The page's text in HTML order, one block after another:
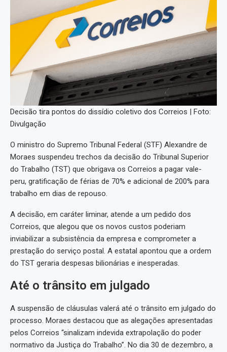
Decisão tira pontos do dissídio coletivo dos Correios | Foto:
Divulgação
O ministro do Supremo Tribunal Federal (STF) Alexandre de
Moraes suspendeu trechos da decisão do Tribunal Superior
do Trabalho (TST) que obrigava os Correios a pagar vale-
peru, gratificação de férias de 70% e adicional de 200% para
trabalho em dias de repouso.
A decisão, em caráter liminar, atende a um pedido dos
Correios, que alegou que os novos custos poderiam
inviabilizar a subsistência da empresa e comprometer a
prestação do serviço postal. A estatal apontou que a ordem
do TST geraria despesas bilionárias e inesperadas.
Até o trânsito em julgado
A suspensão de cláusulas valerá até o trânsito em julgado do
processo. Moraes destacou que as alegações apresentadas
pelos Correios “sinalizam indevida extrapolação do poder
normativo da Justiça do Trabalho”. No dia 30 de dezembro, a